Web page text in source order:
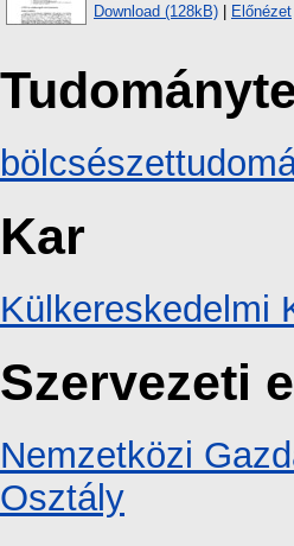
Download (128kB) | Előnézet
Kar
Külkereskedelmi
Szervezeti
Nemzetközi
Osztály